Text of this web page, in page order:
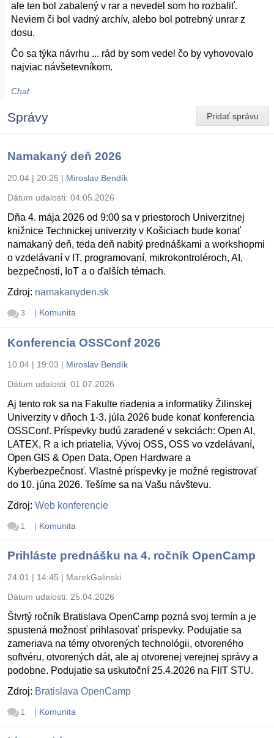
ale ten bol zabalený v rar a nevedel som ho rozbaliť.
Neviem či bol vadný archív, alebo bol potrebný unrar z
dosu.
Čo sa týka návrhu ... rád by som vedel čo by vyhovovalo
najviac návšetevníkom.
Chat
Pridať správu
Správy
Namakaný deň 2026
20.04 | 20:25 | Miroslav Bendík
Dátum udalosti: 04.05.2026
Dňa 4. mája 2026 od 9:00 sa v priestoroch Univerzitnej
knižnice Technickej univerzity v Košiciach bude konať
namakaný deň, teda deň nabitý prednáškami a workshopmi
o vzdelávaní v IT, programovaní, mikrokontroléroch, AI,
bezpečnosti, IoT a o ďalších témach.
Zdroj: namakanyden.sk
3 | Komunita
Konferencia OSSConf 2026
10.04 | 19:03 | Miroslav Bendík
Dátum udalosti: 01.07.2026
Aj tento rok sa na Fakulte riadenia a informatiky Žilinskej
Univerzity v dňoch 1-3. júla 2026 bude konať konferencia
OSSConf. Príspevky budú zaradené v sekciách: Open AI,
LATEX, R a ich priatelia, Vývoj OSS, OSS vo vzdelávaní,
Open GIS & Open Data, Open Hardware a
Kyberbezpečnosť. Vlastné príspevky je možné registrovať
do 10. júna 2026. Tešíme sa na Vašu návštevu.
Zdroj: Web konferencie
1 | Komunita
Prihláste prednášku na 4. ročník OpenCamp
24.01 | 14:45 | MarekGalinski
Dátum udalosti: 25.04.2026
Štvrtý ročník Bratislava OpenCamp pozná svoj termín a je
spustená možnosť prihlasovať príspevky. Podujatie sa
zameriava na témy otvorených technológii, otvoreného
softvéru, otvorených dát, ale aj otvorenej verejnej správy a
podobne. Podujatie sa uskutoční 25.4.2026 na FIIT STU.
Zdroj: Bratislava OpenCamp
1 | Komunita